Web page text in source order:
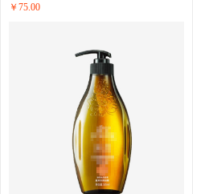
￥75.00